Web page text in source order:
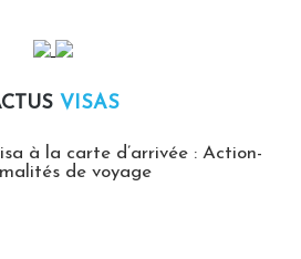
VISAS
à la carte d’arrivée : Action-
de voyage